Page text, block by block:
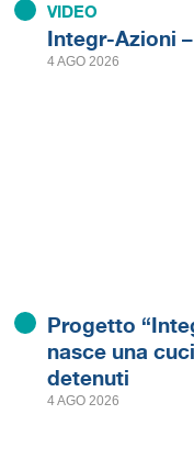
VIDEO
Integr-Azioni
4 AGO 2026
Progetto
nasce una
detenuti
4 AGO 2026